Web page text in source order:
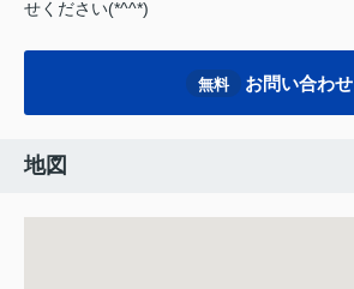
せください(*^^*)
無料 お問い合わせ
地図